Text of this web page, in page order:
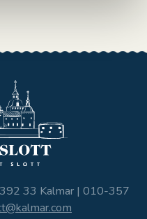
33 Kalmar | 010-357